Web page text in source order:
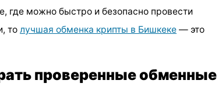
где можно быстро и безопасно провести
то лучшая обменка крипты в Бишкеке — это
проверенные обменные